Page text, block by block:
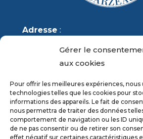
Gérer le
aux cookies
Pour offrir les meilleures expériences, nous
technologies telles que les cookies pour
informations des appareils. Le fait de
nous permettra de traiter des données
comportement de navigation ou les ID
de ne pas consentir ou de retirer son
effet négatif sur certaines caractéristiques
Adresse :
Téléphone: 02 97 41 85 98
Courriel:sainte-